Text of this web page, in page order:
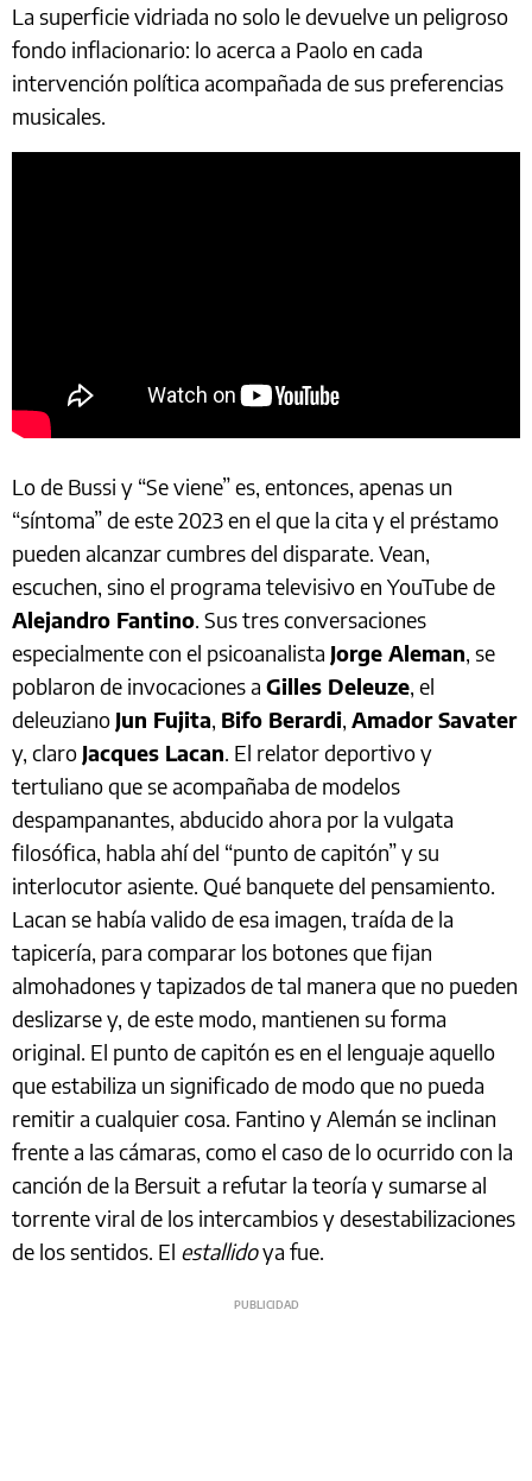
La superficie vidriada no solo le devuelve un peligroso
fondo inflacionario: lo acerca a Paolo en cada
intervención política acompañada de sus preferencias
musicales.
Lo de Bussi y “Se viene” es, entonces, apenas un
“síntoma” de este 2023 en el que la cita y el préstamo
pueden alcanzar cumbres del disparate. Vean,
escuchen, sino el programa televisivo en YouTube de
Alejandro Fantino. Sus tres conversaciones
especialmente con el psicoanalista Jorge Aleman, se
poblaron de invocaciones a Gilles Deleuze, el
deleuziano Jun Fujita, Bifo Berardi, Amador Savater
y, claro Jacques Lacan. El relator deportivo y
tertuliano que se acompañaba de modelos
despampanantes, abducido ahora por la vulgata
filosófica, habla ahí del “punto de capitón” y su
interlocutor asiente. Qué banquete del pensamiento.
Lacan se había valido de esa imagen, traída de la
tapicería, para comparar los botones que fijan
almohadones y tapizados de tal manera que no pueden
deslizarse y, de este modo, mantienen su forma
original. El punto de capitón es en el lenguaje aquello
que estabiliza un significado de modo que no pueda
remitir a cualquier cosa. Fantino y Alemán se inclinan
frente a las cámaras, como el caso de lo ocurrido con la
canción de la Bersuit a refutar la teoría y sumarse al
torrente viral de los intercambios y desestabilizaciones
de los sentidos. El estallidoya fue.